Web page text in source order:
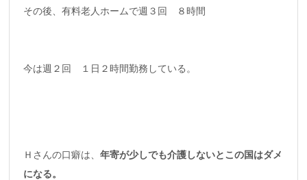
その後、有料老人ホームで週３回 ８時間
今は週２回 １日２時間勤務している。
Ｈさんの口癖は、 年寄が少しでも介護しないとこの国はダメ
になる。